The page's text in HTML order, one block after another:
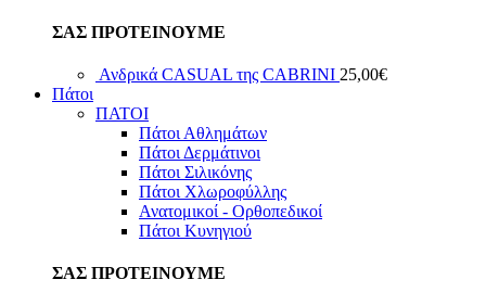
ΣΑΣ ΠΡΟΤΕΙΝΟΥΜΕ
Ανδρικά CASUAL της CABRINI 25,00€
Πάτοι
ΠΑΤΟΙ
Πάτοι Αθλημάτων
Πάτοι Δερμάτινοι
Πάτοι Σιλικόνης
Πάτοι Χλωροφύλλης
Ανατομικοί - Ορθοπεδικοί
Πάτοι Κυνηγιού
ΣΑΣ ΠΡΟΤΕΙΝΟΥΜΕ